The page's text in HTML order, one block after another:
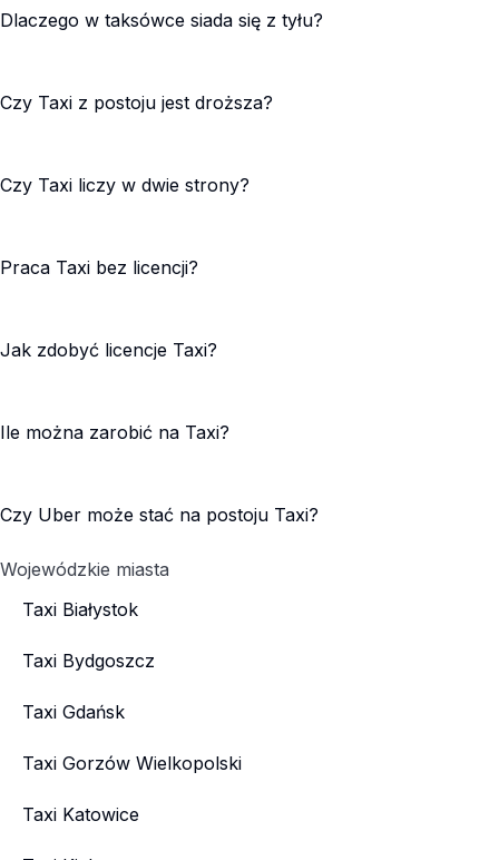
Dlaczego w taksówce siada się z tyłu?
Czy Taxi z postoju jest droższa?
Czy Taxi liczy w dwie strony?
Praca Taxi bez licencji?
Jak zdobyć licencje Taxi?
Ile można zarobić na Taxi?
Czy Uber może stać na postoju Taxi?
Wojewódzkie miasta
Taxi Białystok
Taxi Bydgoszcz
Taxi Gdańsk
Taxi Gorzów Wielkopolski
Taxi Katowice